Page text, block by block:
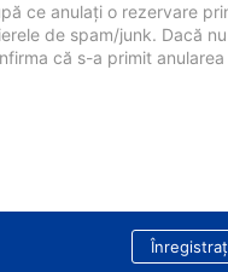
ce anulați o rezervare
de spam/junk. Dacă
că s-a primit